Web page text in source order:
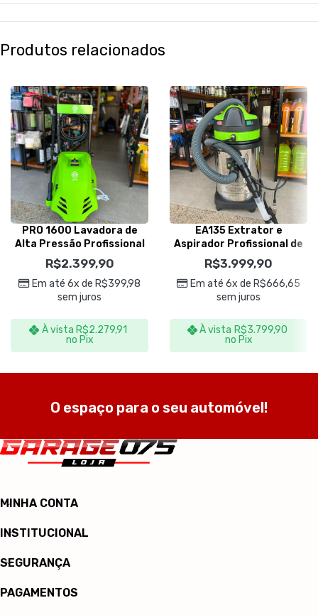
Produtos relacionados
PRO 1600 Lavadora de
Alta Pressão Profissional
220v – IPC Brasil
R$2.399,90
Em até 6x de R$399,98
sem juros
À vista R$2.279,91
no Pix
EA135 Extrator e
Aspirador Profissional de
Pó/Líquidos 35L 220v –
IPC Brasil
R$3.999,90
Em até 6x de R$666,65
sem juros
À vista R$3.799,90
no Pix
O espaço para o seu automóvel!
MINHA CONTA
INSTITUCIONAL
SEGURANÇA
PAGAMENTOS